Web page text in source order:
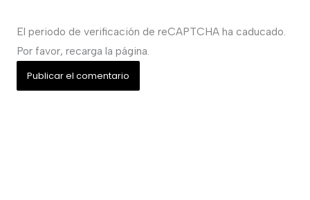
El periodo de verificación de reCAPTCHA ha caducado.
Por favor, recarga la página.